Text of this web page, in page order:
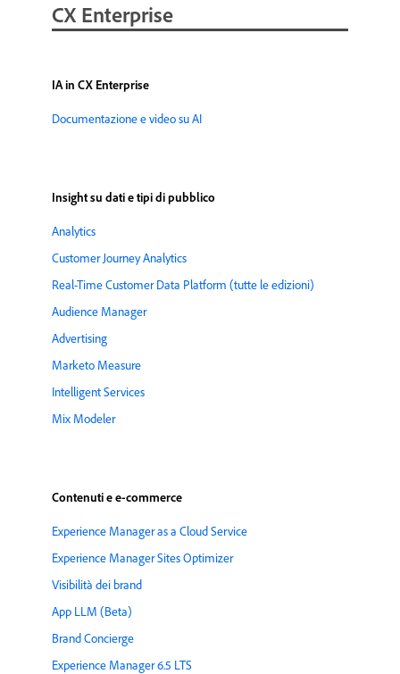
CX Enterprise
IA in CX Enterprise
Documentazione e video su AI
Insight su dati e tipi di pubblico
Analytics
Customer Journey Analytics
Real-Time Customer Data Platform (tutte le edizioni)
Audience Manager
Advertising
Marketo Measure
Intelligent Services
Mix Modeler
Contenuti e e-commerce
Experience Manager as a Cloud Service
Experience Manager Sites Optimizer
Visibilità dei brand
App LLM (Beta)
Brand Concierge
Experience Manager 6.5 LTS